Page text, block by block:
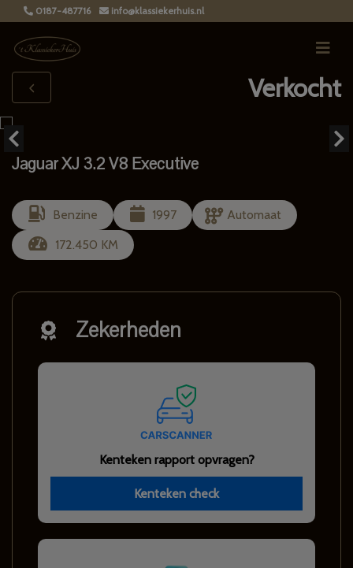
0187-487716 info@klassiekerhuis.nl
Verkocht
Jaguar XJ 3.2 V8 Executive
Benzine 1997
Automaat
172.450 KM
Zekerheden
Kenteken rapport opvragen?
Kenteken check